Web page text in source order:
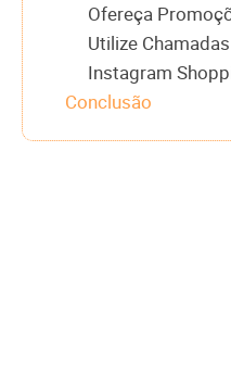
Ofereça
Utilize
Instagram
Conclusão